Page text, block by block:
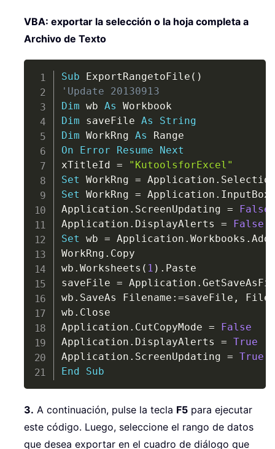
VBA: exportar la selección o la hoja completa a
Archivo de Texto
Sub ExportRangetoFile ( )
'Update 20130913
Dim wb As
Dim saveFile As
String
Dim WorkRng As
On
Error Resume
Next
xTitleId =
"KutoolsforExcel"
Set WorkRng = Application .
Set WorkRng = Application . InputBox
Application . ScreenUpdating =
False
Application . DisplayAlerts =
False
Set wb = Application . Workbooks . Add
WorkRng . Copy
wb . Worksheets ( 1 ) . Paste
saveFile = Application .
wb . SaveAs Filename : =saveFile ,
wb . Close
Application . CutCopyMode =
False
Application . DisplayAlerts = True
Application . ScreenUpdating = True
End
Sub
3. A continuación, pulse la tecla F5 para ejecutar
este código. Luego, seleccione el rango de datos
que desea exportar en el cuadro de diálogo que